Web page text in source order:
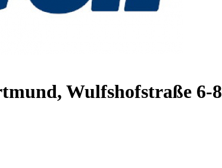
Wulfshofstraße 6-8